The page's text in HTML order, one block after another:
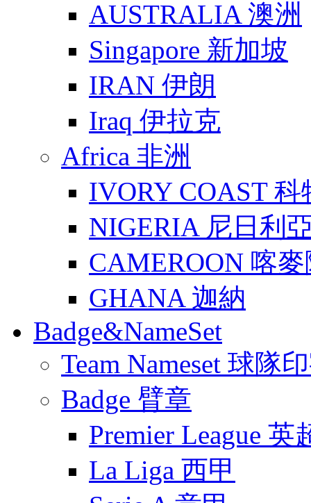
AUSTRALIA 澳洲
Singapore 新加坡
IRAN 伊朗
Iraq 伊拉克
Africa 非洲
IVORY COAST 科
NIGERIA 尼日利
CAMEROON 喀
GHANA 迦納
Badge&NameSet
Team Nameset 球隊
Badge 臂章
Premier League 英
La Liga 西甲